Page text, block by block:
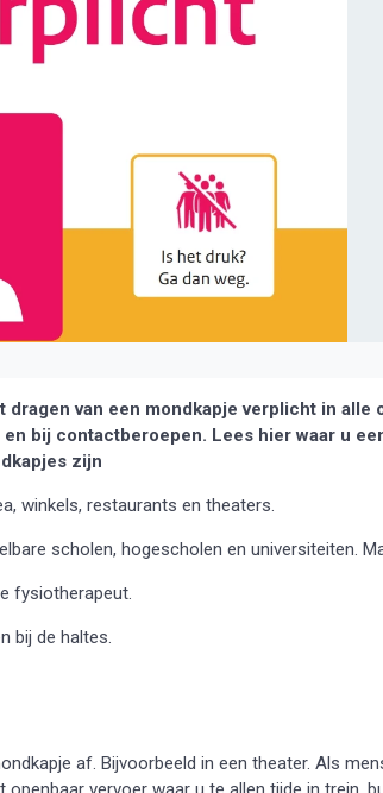
dragen van een mondkapje verplicht in alle
bij contactberoepen. Lees hier waar u
zijn
winkels, restaurants en theaters.
scholen, hogescholen en universiteiten.
fysiotherapeut.
bij de haltes.
af. Bijvoorbeeld in een theater. Als